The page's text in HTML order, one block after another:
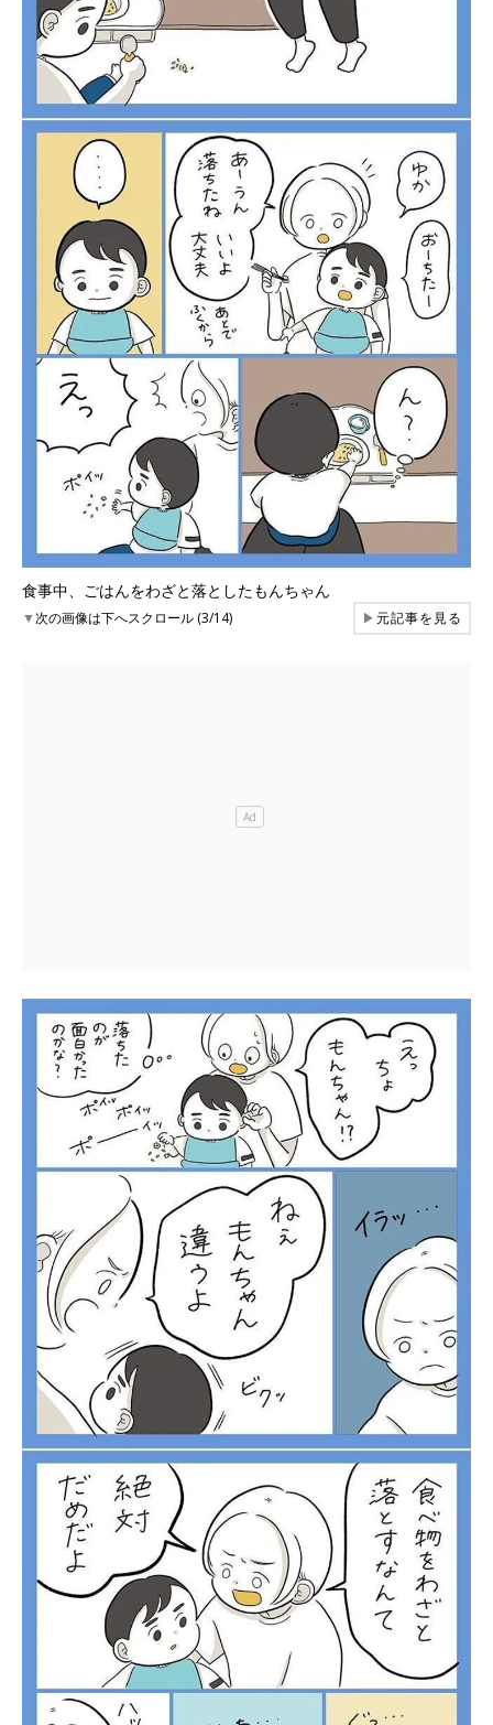
食事中、ごはんをわざと落としたもんちゃん
▼次の画像は下へスクロール (3/14) ▶元記事を見る